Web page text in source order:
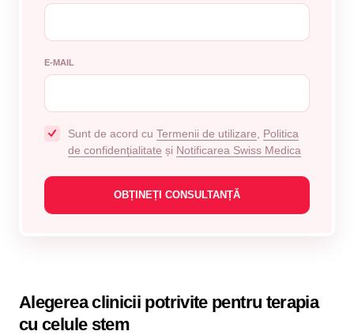
E-MAIL
Sunt de acord cu Termenii de utilizare
Politica
de confidențialitate și Notificarea Swiss Medica
Alegerea clinicii potrivite pentru terapia
cu celule stem